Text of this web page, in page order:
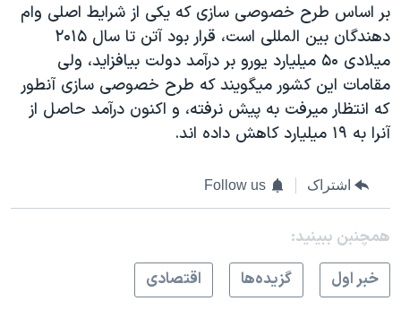
سفر پرزیدنت ترامپ به چین
بر اساس طرح خصوصی سازی که يکی از شرايط اصلی وام
دهندگان بين المللی است، قرار بود آتن تا سال ۲۰۱۵
ميلادی ۵۰ ميليارد يورو بر درآمد دولت بيافزايد، ولی
مقامات اين کشور ميگويند که طرح خصوصی سازی آنطور
که انتظار ميرفت به پيش نرفته، و اکنون درآمد حاصل از
آنرا به ۱۹ ميليارد کاهش داده اند.
اشتراک Follow us
همچنبن ببینید:
خبر اول
گزيده‌ها اقتصادی